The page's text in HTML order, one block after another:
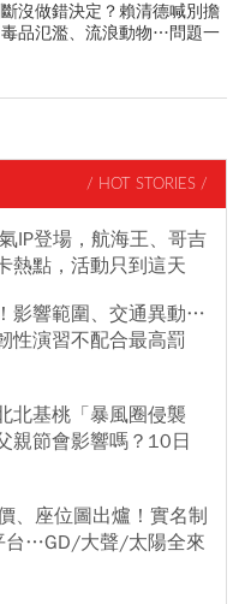
沒做錯決定？賴清德喊別擔
品氾濫、流浪動物…問題一
/ HOT STORIES /
IP登場，航海王、哥吉
熱點，活動只到這天
影響範圍、交通異動…
性演習不配合最高罰
北基桃「暴風圈侵襲
親節會影響嗎？10日
、座位圖出爐！實名制
台…GD/大聲/太陽全來